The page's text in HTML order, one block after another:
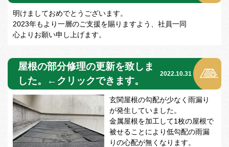
明けましておめでとうございます。
2023年もより一層のご支援を賜りますよう、社員一同
心よりお願い申し上げます。
屋根の部分修理の更新を致しま
した。←クリックできます。
2022.10.31
玄関屋根の勾配が少なく雨漏り
が発生していました。
金属屋根を加工して1枚の屋根で
被せることにより低勾配の雨漏
りの心配が無くなります。